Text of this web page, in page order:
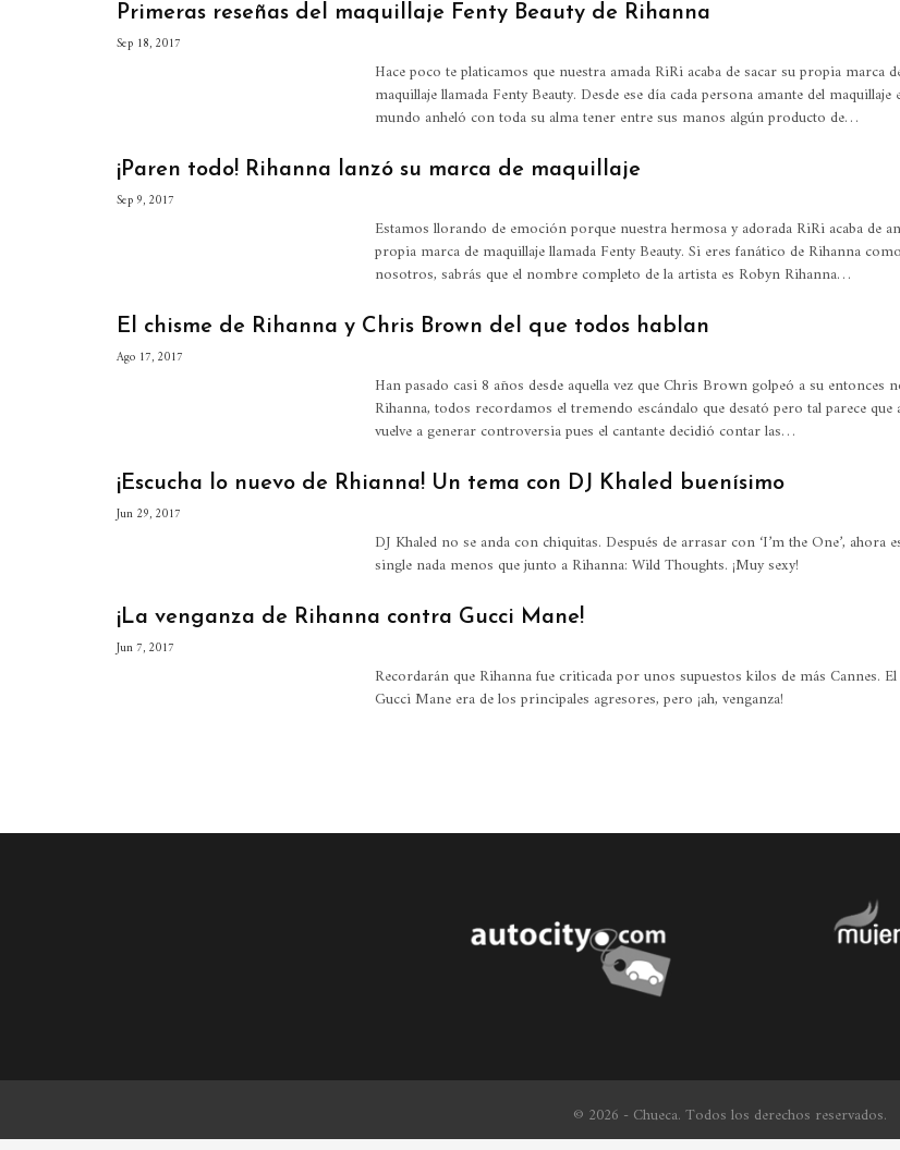
Primeras reseñas del maquillaje Fenty Beauty de Rihanna
Sep 18, 2017
Hace poco te platicamos que nuestra amada RiRi acaba de sacar su propia marca
maquillaje llamada Fenty Beauty. Desde ese día cada persona amante del maquillaje
mundo anheló con toda su alma tener entre sus manos algún producto de…
¡Paren todo! Rihanna lanzó su marca de maquillaje
Sep 9, 2017
Estamos llorando de emoción porque nuestra hermosa y adorada RiRi acaba de
propia marca de maquillaje llamada Fenty Beauty. Si eres fanático de Rihanna como
nosotros, sabrás que el nombre completo de la artista es Robyn Rihanna…
El chisme de Rihanna y Chris Brown del que todos hablan
Ago 17, 2017
Han pasado casi 8 años desde aquella vez que Chris Brown golpeó a su entonces
Rihanna, todos recordamos el tremendo escándalo que desató pero tal parece que
vuelve a generar controversia pues el cantante decidió contar las…
¡Escucha lo nuevo de Rhianna! Un tema con DJ Khaled buenísimo
Jun 29, 2017
DJ Khaled no se anda con chiquitas. Después de arrasar con ‘I’m the One’, ahora
single nada menos que junto a Rihanna: Wild Thoughts. ¡Muy sexy!
¡La venganza de Rihanna contra Gucci Mane!
Jun 7, 2017
Recordarán que Rihanna fue criticada por unos supuestos kilos de más Cannes.
Gucci Mane era de los principales agresores, pero ¡ah, venganza!
© 2026 - Chueca. Todos los derechos reservados.